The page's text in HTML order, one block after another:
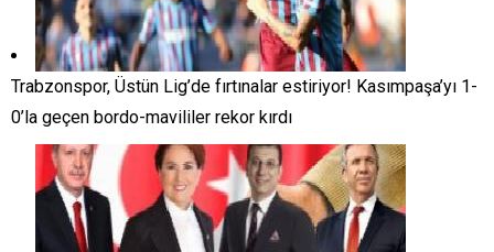
Trabzonspor, Üstün Lig’de fırtınalar estiriyor! Kasımpaşa’yı 1-
0’la geçen bordo-mavililer rekor kırdı